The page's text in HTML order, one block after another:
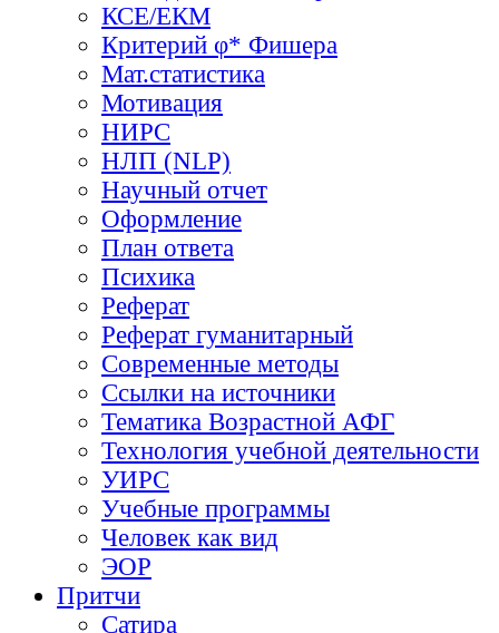
КСЕ/ЕКМ
Критерий φ* Фишера
Мат.статистика
Мотивация
НИРС
НЛП (NLP)
Научный отчет
Оформление
План ответа
Психика
Реферат
Реферат гуманитарный
Современные методы
Ссылки на источники
Тематика Возрастной АФГ
Технология учебной деятельности
УИРС
Учебные программы
Человек как вид
ЭОР
Притчи
Сатира